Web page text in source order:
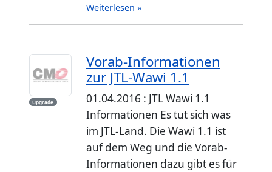
Weiterlesen »
Upgrade
Vorab-Informationen
zur JTL-Wawi 1.1
01.04.2016 : JTL Wawi 1.1
Informationen Es tut sich was
im JTL-Land. Die Wawi 1.1 ist
auf dem Weg und die Vorab-
Informationen dazu gibt es für